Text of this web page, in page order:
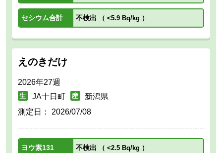
セシウム合計 不検出 （ <5.9 Bq/kg ）
えのきだけ
2026年27週
JA十日町
新潟県
測定日： 2026/07/08
ヨウ素131 不検出 （ <2.5 Bq/kg ）